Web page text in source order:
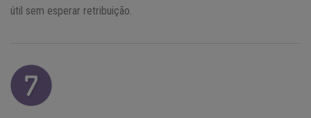
útil sem esperar retribuição.